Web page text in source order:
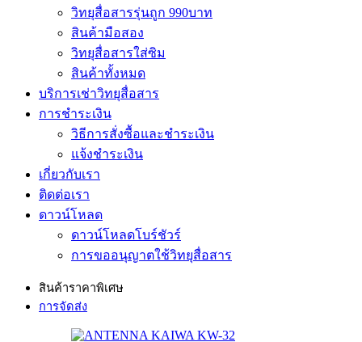
วิทยุสื่อสารรุ่นถูก 990บาท
สินค้ามือสอง
วิทยุสื่อสารใส่ซิม
สินค้าทั้งหมด
บริการเช่าวิทยุสื่อสาร
การชำระเงิน
วิธีการสั่งซื้อและชำระเงิน
แจ้งชำระเงิน
เกี่ยวกับเรา
ติดต่อเรา
ดาวน์โหลด
ดาวน์โหลดโบร์ชัวร์
การขออนุญาตใช้วิทยุสื่อสาร
สินค้าราคาพิเศษ
การจัดส่ง